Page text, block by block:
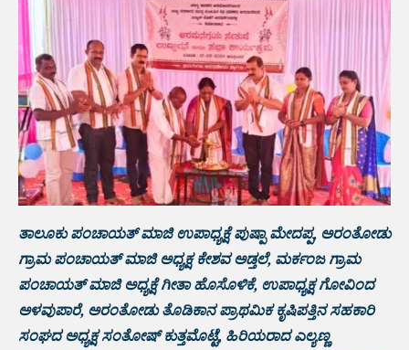
ತಾಲೂಕು ಪಂಚಾಯತ್ ಮಾಜಿ ಉಪಾಧ್ಯಕ್ಷೆ ಪುಷ್ಪಾ ಮೇದಪ್ಪ, ಅರಂತೋಡು
ಗ್ರಾಮ ಪಂಚಾಯತ್ ಮಾಜಿ ಅಧ್ಯಕ್ಷ ಕೇಶವ ಅಡ್ತಲೆ, ಮರ್ಕಂಜ ಗ್ರಾಮ
ಪಂಚಾಯತ್ ಮಾಜಿ ಅಧ್ಯಕ್ಷೆ ಗೀತಾ ಹೊಸೊಳಿಕೆ, ಉಪಾಧ್ಯಕ್ಷ ಗೋವಿಂದ
ಅಳವುಪಾರೆ, ಅರಂತೋಡು ತೊಡಿಕಾನ ಪ್ರಾಥಮಿಕ ಕೃಷಿಪತ್ತಿನ ಸಹಕಾರಿ‌
ಸಂಘದ ಅಧ್ಯಕ್ಷ ಸಂತೋಷ್ ಕುತ್ತಮೊಟ್ಟೆ, ಹಿರಿಯರಾದ ಎಲ್ಯಣ್ಣ